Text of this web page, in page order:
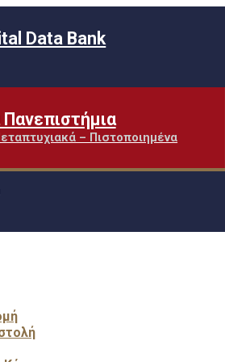
Data Bank
Πανεπιστήμια
– Πιστοποιημένα